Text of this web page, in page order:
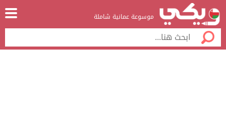
موسوعة عمانية شاملة